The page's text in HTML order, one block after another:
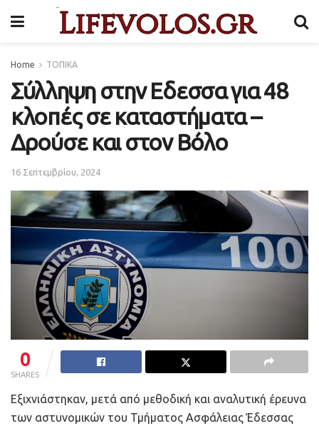
Home ΤΟΠΙΚΑ
Σύλληψη στην Εδεσσα για 48
κλοπές σε καταστήματα –
Δρούσε και στον Βόλο
16 Σεπτεμβρίου, 2024
0
SHARES
Εξιχνιάστηκαν, μετά από μεθοδική και αναλυτική έρευνα
των αστυνομικών του Τμήματος Ασφάλειας Έδεσσας